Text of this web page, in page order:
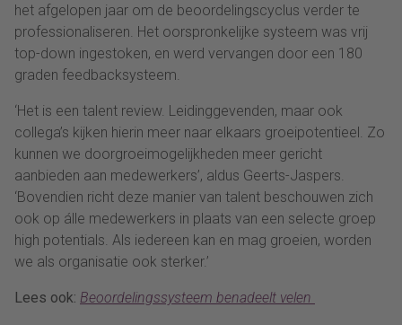
het afgelopen jaar om de beoordelingscyclus verder te
professionaliseren. Het oorspronkelijke systeem was vrij
top-down ingestoken, en werd vervangen door een 180
graden feedbacksysteem.
‘Het is een talent review. Leidinggevenden, maar ook
collega’s kijken hierin meer naar elkaars groeipotentieel. Zo
kunnen we doorgroeimogelijkheden meer gericht
aanbieden aan medewerkers’, aldus Geerts-Jaspers.
‘Bovendien richt deze manier van talent beschouwen zich
ook op álle medewerkers in plaats van een selecte groep
high potentials. Als iedereen kan en mag groeien, worden
we als organisatie ook sterker.’
Lees ook: Beoordelingssysteem benadeelt velen